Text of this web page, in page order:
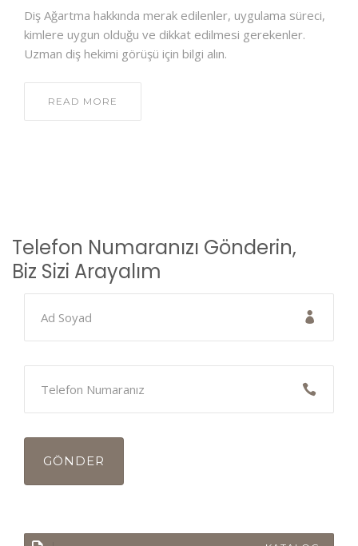
Diş Ağartma hakkında merak edilenler, uygulama süreci,
kimlere uygun olduğu ve dikkat edilmesi gerekenler.
Uzman diş hekimi görüşü için bilgi alın.
READ MORE
Telefon Numaranızı Gönderin,
Biz Sizi Arayalım